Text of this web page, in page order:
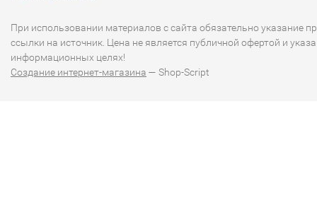
При использовании материалов с сайта обязательно указание
ссылки на источник. Цена не является публичной офертой и
информационных целях!
Создание интернет-магазина — Shop-Script